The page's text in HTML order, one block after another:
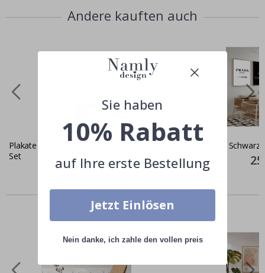
Andere kauften auch
Plakate - Rosa und weißes Trio / 3er-
Set
Special
25,00 €
Plakate -
Ähnliche produkte
Sie haben
10% Rabatt
auf Ihre erste Bestellung
Jetzt Einlösen
Nein danke, ich zahle den vollen preis